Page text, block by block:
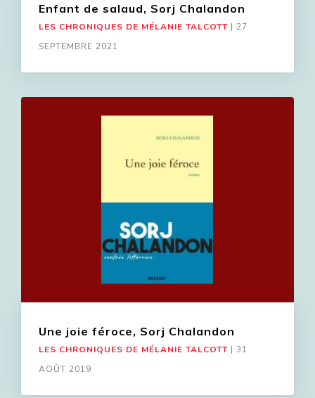
Enfant de salaud, Sorj Chalandon
LES CHRONIQUES DE MÉLANIE TALCOTT | 27
SEPTEMBRE 2021
Une joie féroce, Sorj Chalandon
LES CHRONIQUES DE MÉLANIE TALCOTT | 31
AOÛT 2019